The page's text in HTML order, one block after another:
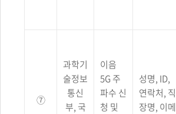
⑦
과학기
술정보
통신
부, 국
이음
5G 주
파수 신
청 및
성명, ID,
연락처, 직
장명, 이메